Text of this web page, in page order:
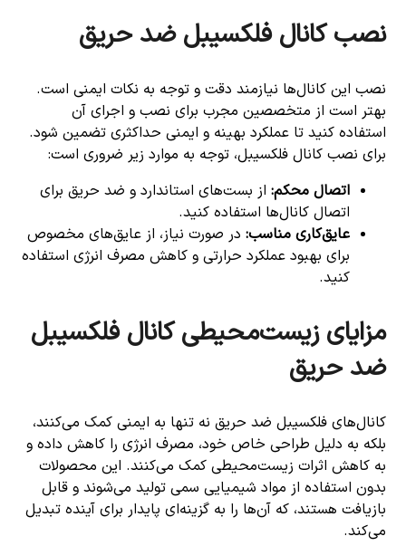
نصب کانال فلکسیبل ضد حریق
نصب این کانال‌ها نیازمند دقت و توجه به نکات ایمنی است.
بهتر است از متخصصین مجرب برای نصب و اجرای آن
استفاده کنید تا عملکرد بهینه و ایمنی حداکثری تضمین شود.
برای نصب کانال فلکسیبل، توجه به موارد زیر ضروری است:
اتصال محکم: از بست‌های استاندارد و ضد حریق برای
اتصال کانال‌ها استفاده کنید.
عایق‌کاری مناسب: در صورت نیاز، از عایق‌های مخصوص
برای بهبود عملکرد حرارتی و کاهش مصرف انرژی استفاده
کنید.
مزایای زیست‌محیطی کانال فلکسیبل
ضد حریق
کانال‌های فلکسیبل ضد حریق نه تنها به ایمنی کمک می‌کنند،
بلکه به دلیل طراحی خاص خود، مصرف انرژی را کاهش داده و
به کاهش اثرات زیست‌محیطی کمک می‌کنند. این محصولات
بدون استفاده از مواد شیمیایی سمی تولید می‌شوند و قابل
بازیافت هستند، که آن‌ها را به گزینه‌ای پایدار برای آینده تبدیل
می‌کند.